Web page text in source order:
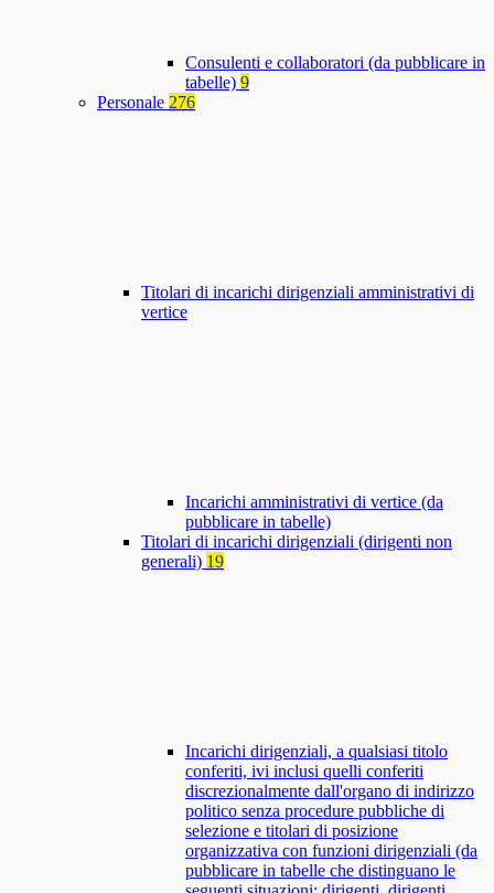
Consulenti e collaboratori (da pubblicare in
tabelle) 9
Personale 276
Titolari di incarichi dirigenziali amministrativi di
vertice
Incarichi amministrativi di vertice (da
pubblicare in tabelle)
Titolari di incarichi dirigenziali (dirigenti non
generali) 19
Incarichi dirigenziali, a qualsiasi titolo
conferiti, ivi inclusi quelli conferiti
discrezionalmente dall'organo di indirizzo
politico senza procedure pubbliche di
selezione e titolari di posizione
organizzativa con funzioni dirigenziali (da
pubblicare in tabelle che distinguano le